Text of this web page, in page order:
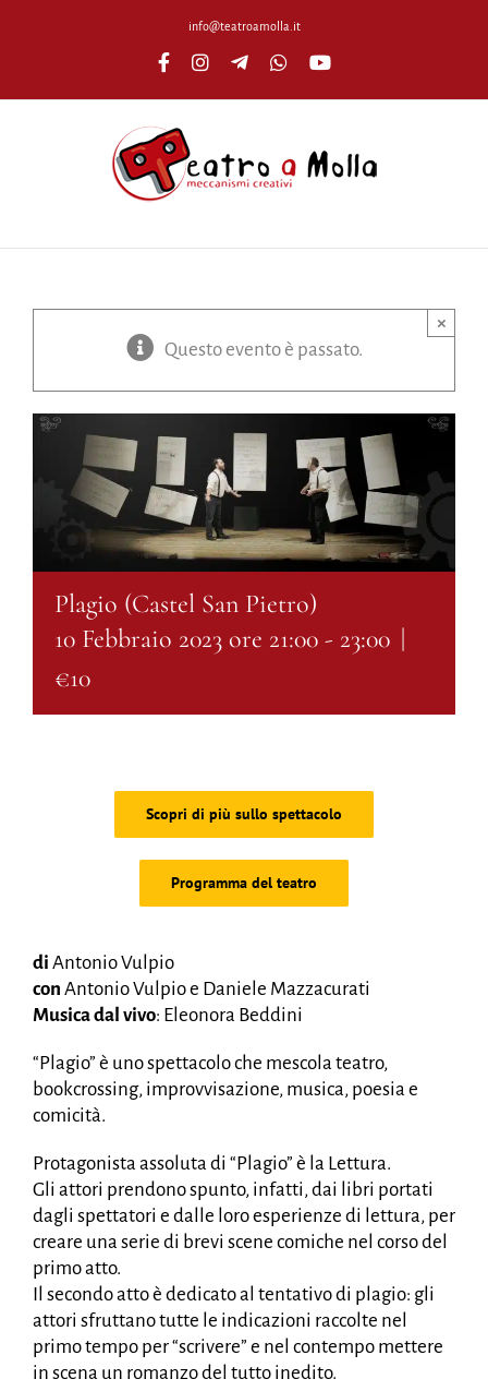
info@teatroamolla.it
FacebookInstagramTelegramWhatsAppYouTube
Questo evento è passato.
×
Plagio (Castel San Pietro)
10 Febbraio 2023 ore 21:00 - 23:00 |
€10
Scopri di più sullo spettacolo
Programma del teatro
di Antonio Vulpio
con Antonio Vulpio e Daniele Mazzacurati
Musica dal vivo: Eleonora Beddini
“Plagio” è uno spettacolo che mescola teatro,
bookcrossing, improvvisazione, musica, poesia e
comicità.
Protagonista assoluta di “Plagio” è la Lettura.
Gli attori prendono spunto, infatti, dai libri portati
dagli spettatori e dalle loro esperienze di lettura, per
creare una serie di brevi scene comiche nel corso del
primo atto.
Il secondo atto è dedicato al tentativo di plagio: gli
attori sfruttano tutte le indicazioni raccolte nel
primo tempo per “scrivere” e nel contempo mettere
in scena un romanzo del tutto inedito.